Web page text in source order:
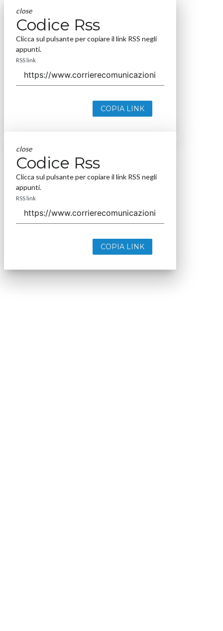
close
Codice Rss
Clicca sul pulsante per copiare il link RSS negli
appunti.
RSS link
COPIA LINK
close
Codice Rss
Clicca sul pulsante per copiare il link RSS negli
appunti.
RSS link
COPIA LINK